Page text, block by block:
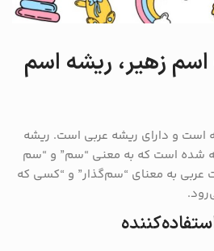
زهیر، ریشه اسم
است و دارای ریشه عربی است. ریشه
شده است که به معنی “سم” و “سم
عربی به معنای “سم‌گذار” و “کسی که